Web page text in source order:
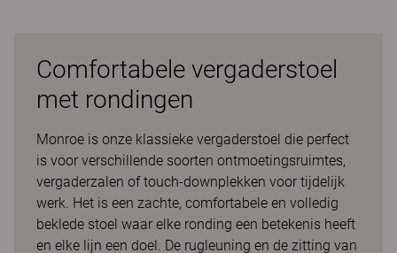
Comfortabele vergaderstoel
met rondingen
Monroe is onze klassieke vergaderstoel die perfect
is voor verschillende soorten ontmoetingsruimtes,
vergaderzalen of touch-downplekken voor tijdelijk
werk. Het is een zachte, comfortabele en volledig
beklede stoel waar elke ronding een betekenis heeft
en elke lijn een doel. De rugleuning en de zitting van